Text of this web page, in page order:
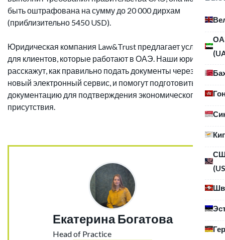
быть оштрафована на сумму до 20 000 дирхам
(приблизительно 5450 USD).
Юридическая компания Law&Trust предлагает услуги
для клиентов, которые работают в ОАЭ. Наши юристы
расскажут, как правильно подать документы через
новый электронный сервис, и помогут подготовить
документацию для подтверждения экономического
присутствия.
Екатерина Богатова
Head of Practice